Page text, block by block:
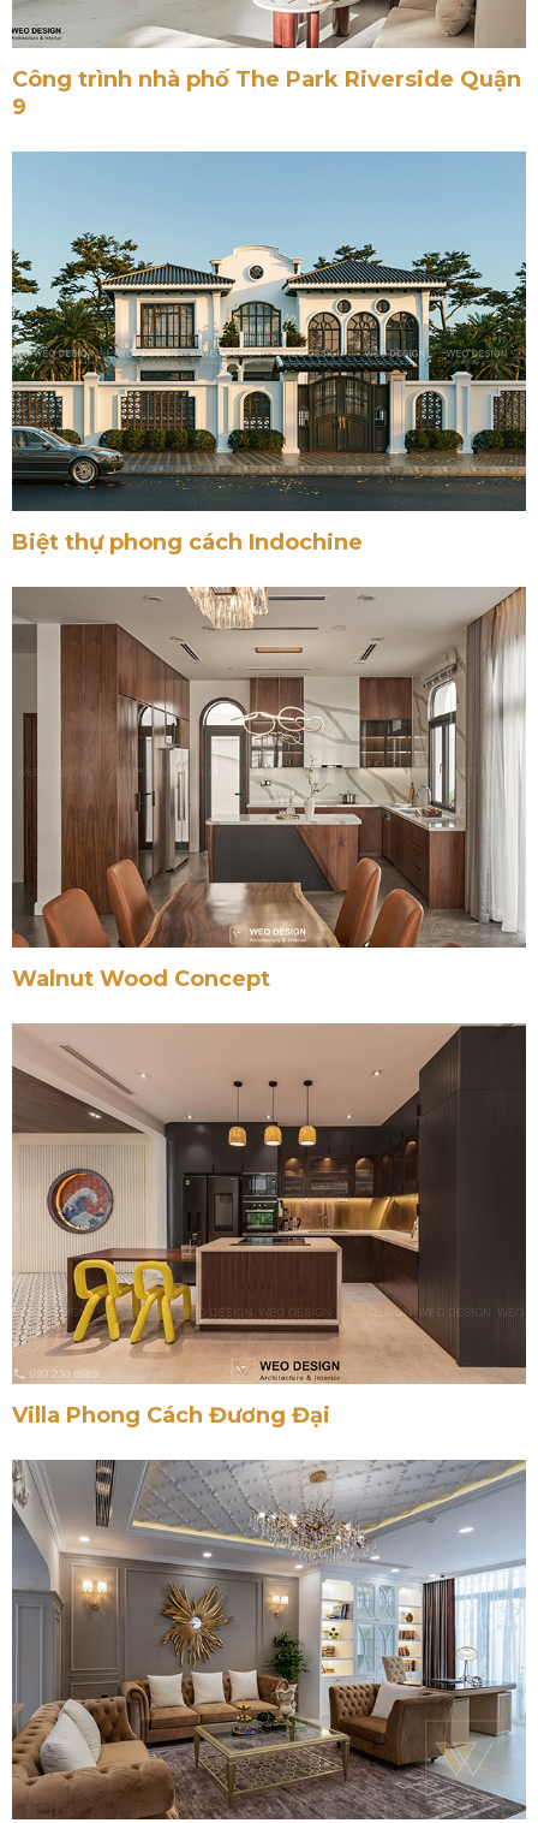
Công trình nhà phố The Park Riverside Quận
9
Biệt thự phong cách Indochine
Walnut Wood Concept
Villa Phong Cách Đương Đại